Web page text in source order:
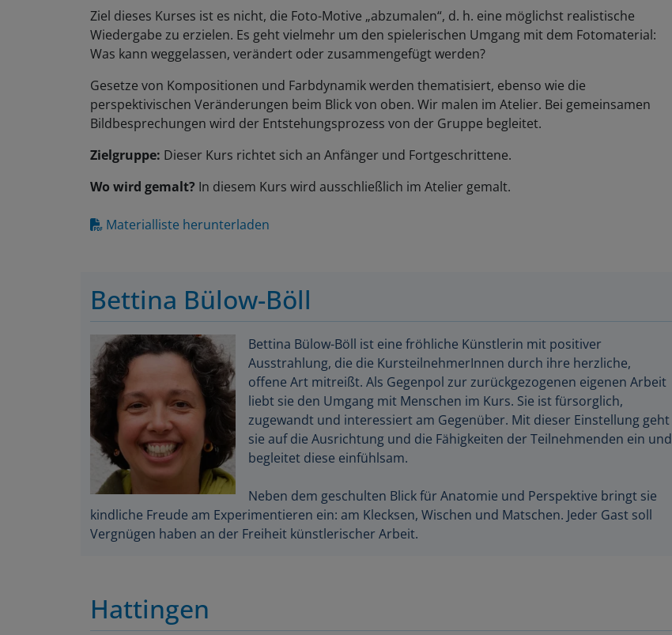
Ziel dieses Kurses ist es nicht, die Foto-Motive „abzumalen“, d. h. eine möglichst realistische
Wiedergabe zu erzielen. Es geht vielmehr um den spielerischen Umgang mit dem Fotomaterial:
Was kann weggelassen, verändert oder zusammengefügt werden?
Gesetze von Kompositionen und Farbdynamik werden thematisiert, ebenso wie die
perspektivischen Veränderungen beim Blick von oben. Wir malen im Atelier. Bei gemeinsamen
Bildbesprechungen wird der Entstehungsprozess von der Gruppe begleitet.
Zielgruppe: Dieser Kurs richtet sich an Anfänger und Fortgeschrittene.
Wo wird gemalt? In diesem Kurs wird ausschließlich im Atelier gemalt.
Materialliste herunterladen
Bettina Bülow-Böll
Bettina Bülow-Böll ist eine fröhliche Künstlerin mit positiver
Ausstrahlung, die die KursteilnehmerInnen durch ihre herzliche,
offene Art mitreißt. Als Gegenpol zur zurückgezogenen eigenen Arbeit
liebt sie den Umgang mit Menschen im Kurs. Sie ist fürsorglich,
zugewandt und interessiert am Gegenüber. Mit dieser Einstellung geht
sie auf die Ausrichtung und die Fähigkeiten der Teilnehmenden ein und
begleitet diese einfühlsam.
Neben dem geschulten Blick für Anatomie und Perspektive bringt sie
kindliche Freude am Experimentieren ein: am Klecksen, Wischen und Matschen. Jeder Gast soll
Vergnügen haben an der Freiheit künstlerischer Arbeit.
Hattingen